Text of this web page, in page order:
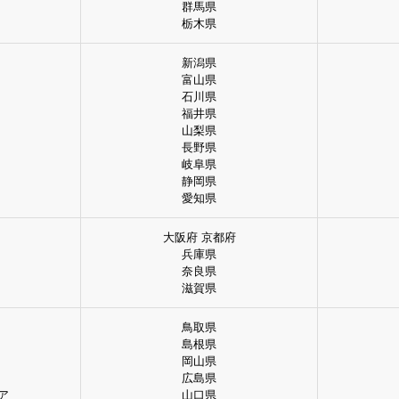
群馬県
栃木県
新潟県
富山県
石川県
福井県
山梨県
長野県
岐阜県
静岡県
愛知県
大阪府 京都府
兵庫県
奈良県
滋賀県
鳥取県
島根県
岡山県
広島県
山口県